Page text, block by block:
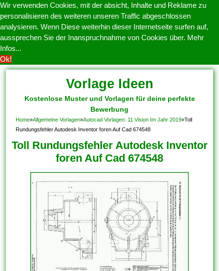
Wir verwenden Cookies, mit der absicht, Inhalte und Reklame zu
personalisieren des weiteren unseren Traffic abgeschlossen
analysieren. Wenn Diese weiterhin dieser Internetseite surfen auf,
aussprechen Sie der Inanspruchnahme von Cookies über. Mehr
Infos...
Ok!
Vorlage Ideen
Kostenlose Muster und Vorlagen für deine perfekte
Bewerbung
Home»Allgemeine Vorlagen»Autocad Vorlagen: 11 Vision Im Jahr 2019»Toll
Rundungsfehler Autodesk Inventor foren Auf Cad 674548
Toll Rundungsfehler Autodesk Inventor
foren Auf Cad 674548